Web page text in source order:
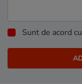
Sunt de acord cu